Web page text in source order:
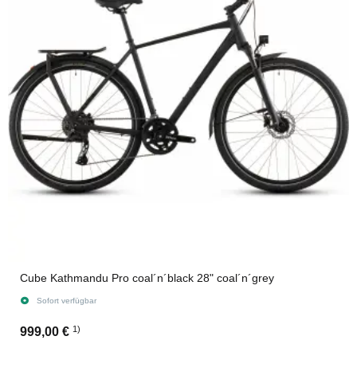
Cube Kathmandu Pro coal´n´black 28" coal´n´grey
Sofort verfügbar
999,00 € 1)